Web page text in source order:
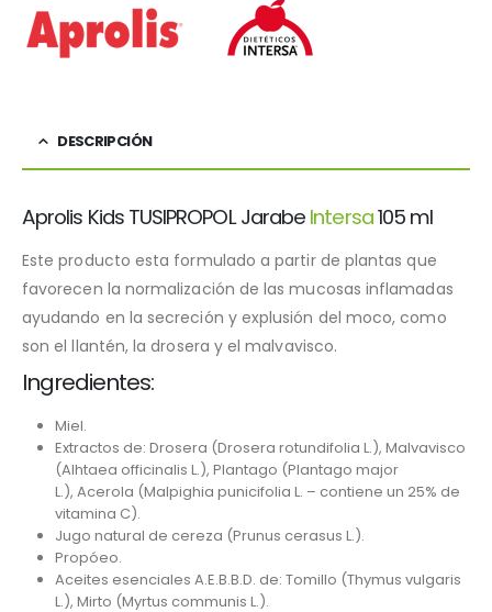
DESCRIPCIÓN
Aprolis Kids TUSIPROPOL Jarabe Intersa105 ml
Este producto esta formulado a partir de plantas que
favorecen la normalización de las mucosas inflamadas
ayudando en la secreción y explusión del moco, como
son el llantén, la drosera y el malvavisco.
Ingredientes:
Miel.
Extractos de: Drosera (Drosera rotundifolia L.), Malvavisco
(Alhtaea officinalis L.), Plantago (Plantago major
L.), Acerola (Malpighia punicifolia L. – contiene un 25% de
vitamina C).
Jugo natural de cereza (Prunus cerasus L.).
Propóeo.
Aceites esenciales A.E.B.B.D. de: Tomillo (Thymus vulgaris
L.), Mirto (Myrtus communis L.).